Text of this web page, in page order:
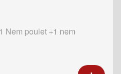
Nem poulet +1 nem